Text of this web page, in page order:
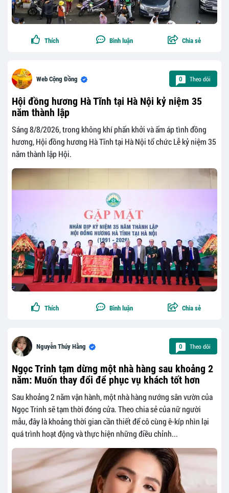
Thích Bình luận Chia sẻ
Web Cộng Đồng 0 Theo dõi
Hội đồng hương Hà Tĩnh tại Hà Nội kỷ niệm 35
năm thành lập
Sáng 8/8/2026, trong không khí phấn khởi và ấm áp tình đồng
hương, Hội đồng hương Hà Tĩnh tại Hà Nội tổ chức Lễ kỷ niệm 35
năm thành lập Hội.
Thích Bình luận Chia sẻ
Nguyễn Thúy Hằng 0 Theo dõi
Ngọc Trinh tạm dừng một nhà hàng sau khoảng 2
năm: Muốn thay đổi để phục vụ khách tốt hơn
Sau khoảng 2 năm vận hành, một nhà hàng nướng sân vườn của
Ngọc Trinh sẽ tạm thời đóng cửa. Theo chia sẻ của nữ người
mẫu, đây là khoảng thời gian cần thiết để cô cùng ê-kíp nhìn lại
quá trình hoạt động và thực hiện những điều chỉnh...